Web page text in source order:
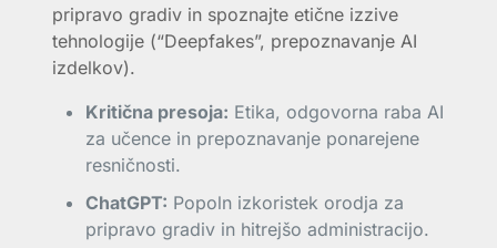
pripravo gradiv in spoznajte etične izzive
tehnologije (“Deepfakes”, prepoznavanje AI
izdelkov).
Kritična presoja: Etika, odgovorna raba AI
za učence in prepoznavanje ponarejene
resničnosti.
ChatGPT: Popoln izkoristek orodja za
pripravo gradiv in hitrejšo administracijo.